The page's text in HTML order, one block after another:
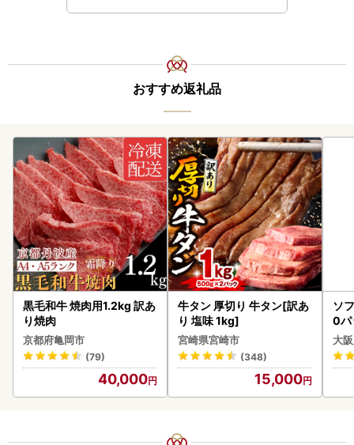
おすすめ返礼品
黒毛和牛 焼肉用1.2kg 訳あ
り焼肉
京都府亀岡市
(79)
40,000
牛タン 厚切り 牛タン[訳あ
り 塩味 1kg]
宮崎県宮崎市
(348)
15,000
ソ
0
大